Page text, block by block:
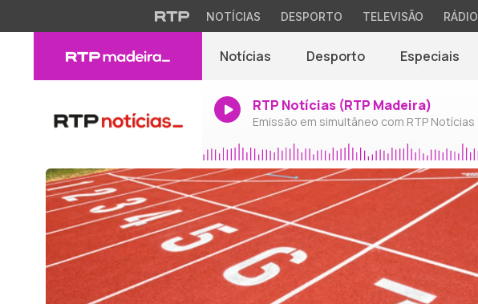
NOTÍCIAS DESPORTO TELEVISÃO RÁDIO
Notícias Desporto Especiais
RTP Notícias (RTP Madeira)
Emissão em simultâneo com RTP Notícias